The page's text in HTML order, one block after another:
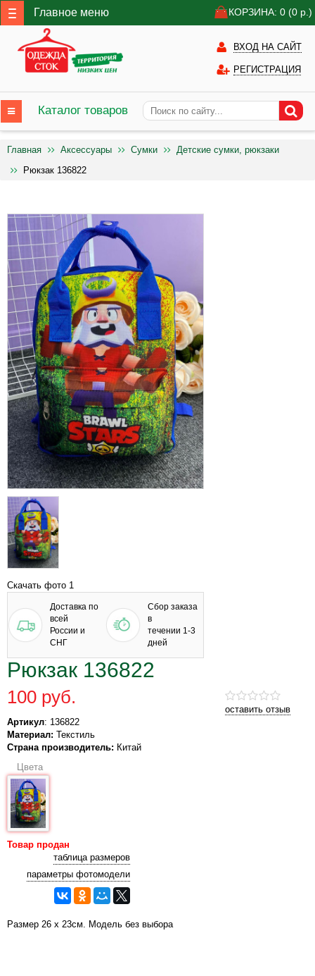
Главное меню КОРЗИНА: 0 (0 р.)
ВХОД НА САЙТ
РЕГИСТРАЦИЯ
Каталог товаров
Главная Аксессуары Сумки
Детские сумки, рюкзаки
Рюкзак 136822
Скачать фото 1
Доставка по
всей
России и
СНГ
Сбор заказа
в
течении 1-3
дней
Рюкзак 136822
оставить отзыв
100 руб.
Артикул: 136822
Материал: Текстиль
Страна производитель: Китай
Цвета
Товар продан
таблица размеров
параметры фотомодели
Размер 26 х 23см. Модель без выбора